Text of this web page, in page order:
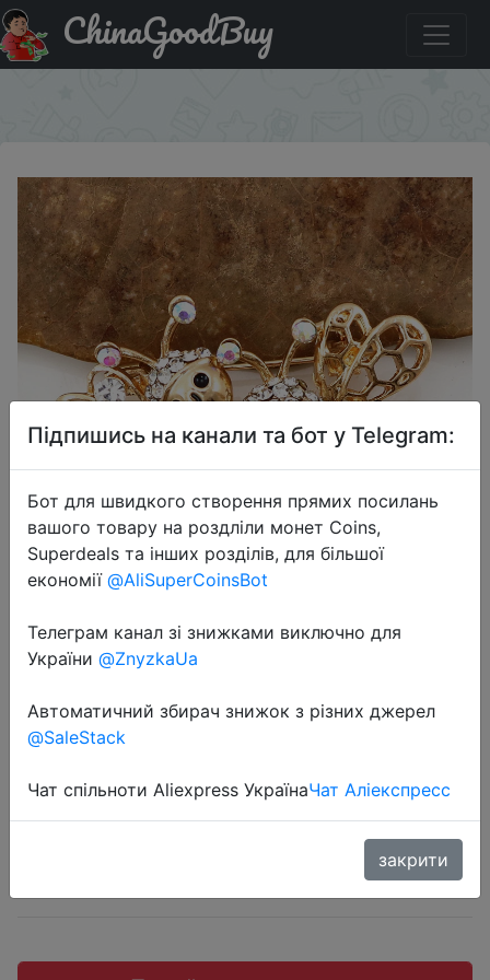
Купити на розпродажі Double Bee Brooches Enameled
Cute Animal Pin Daughter Gift|Brooches|
ChinaGoodBuy
Double Bee Brooches Enameled
Cute Animal Pin Daughter
Gift|Brooches|
$0.6
Підпишись на канали та бот у Telegram:
Бот для швидкого створення прямих посилань
вашого товару на роздліли монет Coins,
Superdeals та інших розділів, для більшої
економії @AliSuperCoinsBot
Телеграм канал зі знижками виключно для
України @ZnyzkaUa
Автоматичний збирач знижок з різних джерел
@SaleStack
Чат спільноти Aliexpress УкраїнаЧат Аліекспресс
закрити